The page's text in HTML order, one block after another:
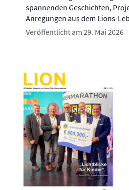
spannenden Geschichten,
Anregungen aus dem Lions-
Veröffentlicht am 29. Mai 2026